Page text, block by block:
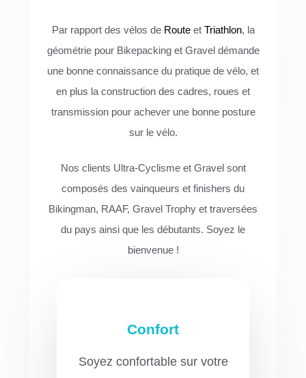
Par rapport des vélos de Routeet Triathlon, la
géométrie pour Bikepacking et Gravel démande
une bonne connaissance du pratique de vélo, et
en plus la construction des cadres, roues et
transmission pour achever une bonne posture
sur le vélo.
Nos clients Ultra-Cyclisme et Gravel sont
composés des vainqueurs et finishers du
Bikingman, RAAF, Gravel Trophy et traversées
du pays ainsi que les débutants. Soyez le
bienvenue !
Confort
Soyez confortable sur votre